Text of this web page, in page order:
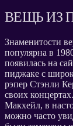
ВЕЩЬ ИЗ
Знаменитости
популярна в
появилась на
пиджаке с
рэпер Стэнли
своих
Макхейл, в
можно часто